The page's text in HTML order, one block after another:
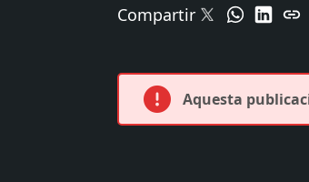
Compartir
Aquesta